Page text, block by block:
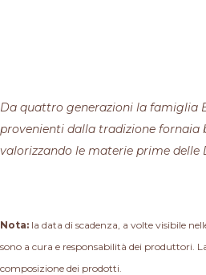
Da quattro generazioni la famiglia
provenienti dalla tradizione fornaia
valorizzando le materie prime delle
Nota: la data di scadenza, a volte visibile
sono a cura e responsabilità dei produttori.
composizione dei prodotti.